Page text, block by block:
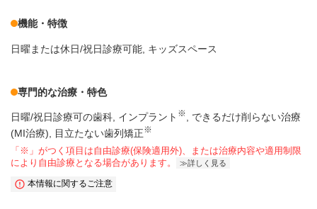
機能・特徴
日曜または休日/祝日診療可能 キッズスペース
専門的な治療・特色
日曜/祝日診療可の歯科 インプラント ※
できるだけ削らない治療
(MI治療)
目立たない歯列矯正※
「※」がつく項目は自由診療(保険適用外)、または治療内容や適用制限
により自由診療となる場合があります。
詳しく見る
本情報に関するご注意